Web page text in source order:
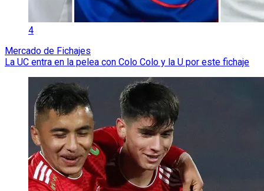
4
Mercado de Fichajes
La UC entra en la pelea con Colo Colo y la U por este fichaje